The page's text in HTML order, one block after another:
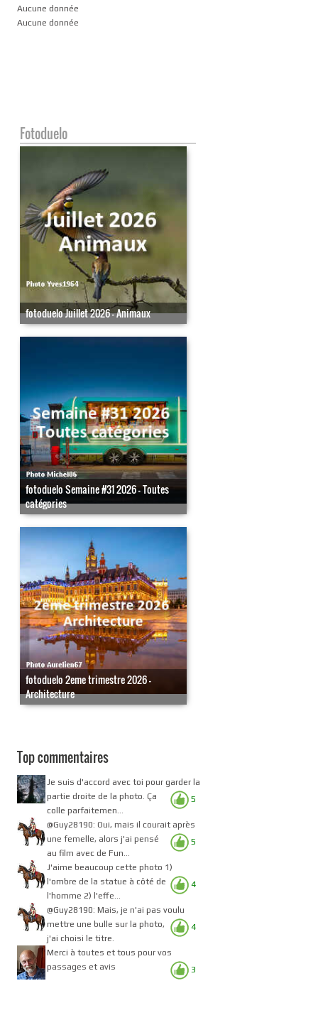
Aucune donnée
Aucune donnée
Fotoduelo
fotoduelo Juillet 2026 - Animaux
fotoduelo Semaine #31 2026 - Toutes
catégories
fotoduelo 2eme trimestre 2026 -
Architecture
Top commentaires
5
Je suis d'accord avec toi pour garder la
partie droite de la photo. Ça
colle parfaitemen...
5
@Guy28190: Oui, mais il courait après
une femelle, alors j'ai pensé
au film avec de Fun...
4
J'aime beaucoup cette photo 1)
l'ombre de la statue à côté de
l'homme 2) l'effe...
4
@Guy28190: Mais, je n'ai pas voulu
mettre une bulle sur la photo,
j'ai choisi le titre.
3
Merci à toutes et tous pour vos
passages et avis